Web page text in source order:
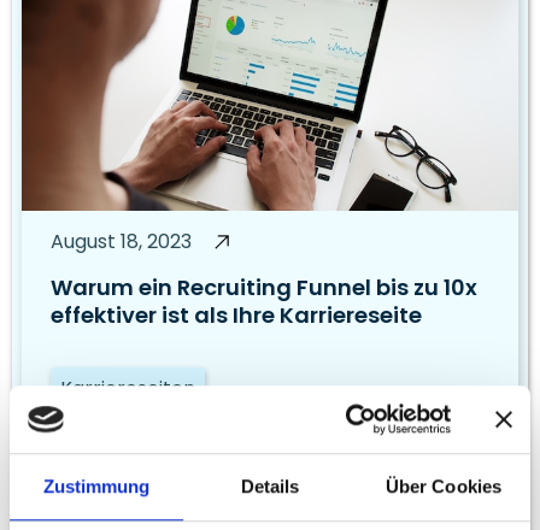
Zustimmung Details Über Cookies
August 18, 2023
Warum ein Recruiting Funnel bis zu 10x
effektiver ist als Ihre Karriereseite
Karriereseiten
Recruiting
Tools